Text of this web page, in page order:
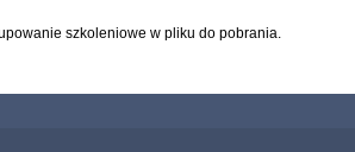
szkoleniowe w pliku do pobrania.